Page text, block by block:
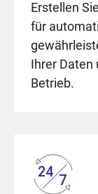
Erstellen
für
Ihrer Daten
Betrieb.